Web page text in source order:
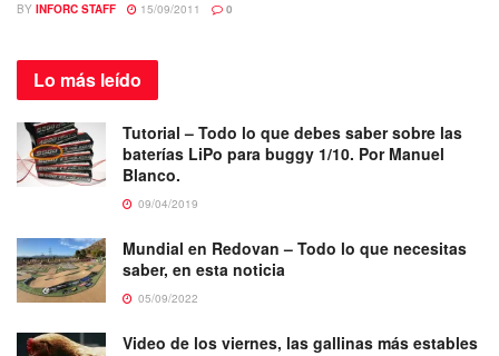
BY INFORC STAFF 15/09/2011 0
Lo más leído
Tutorial – Todo lo que debes saber sobre las
baterías LiPo para buggy 1/10. Por Manuel
Blanco.
09/04/2019
Mundial en Redovan – Todo lo que necesitas
saber, en esta noticia
05/09/2022
Video de los viernes, las gallinas más estables